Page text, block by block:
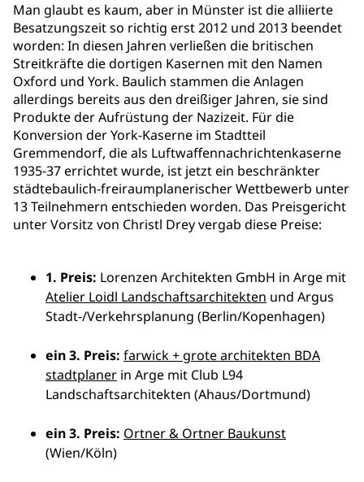
Man glaubt es kaum, aber in Münster ist die alliierte
Besatzungszeit so richtig erst 2012 und 2013 beendet
worden: In diesen Jahren verließen die britischen
Streitkräfte die dortigen Kasernen mit den Namen
Oxford und York. Baulich stammen die Anlagen
allerdings bereits aus den dreißiger Jahren, sie sind
Produkte der Aufrüstung der Nazizeit. Für die
Konversion der York-Kaserne im Stadtteil
Gremmendorf, die als Luftwaffennachrichtenkaserne
1935-37 errichtet wurde, ist jetzt ein beschränkter
städtebaulich-freiraumplanerischer Wettbewerb unter
13 Teilnehmern entschieden worden. Das Preisgericht
unter Vorsitz von Christl Drey vergab diese Preise:
1. Preis: Lorenzen Architekten GmbH in Arge mit
Atelier Loidl Landschaftsarchitekten und Argus
Stadt-/Verkehrsplanung (Berlin/Kopenhagen)
ein 3. Preis: farwick + grote architekten BDA
stadtplaner in Arge mit Club L94
Landschaftsarchitekten (Ahaus/Dortmund)
ein 3. Preis: Ortner & Ortner Baukunst
(Wien/Köln)